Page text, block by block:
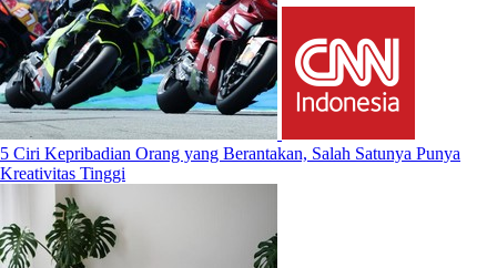
5 Ciri Kepribadian Orang yang Berantakan, Salah Satunya Punya
Kreativitas Tinggi